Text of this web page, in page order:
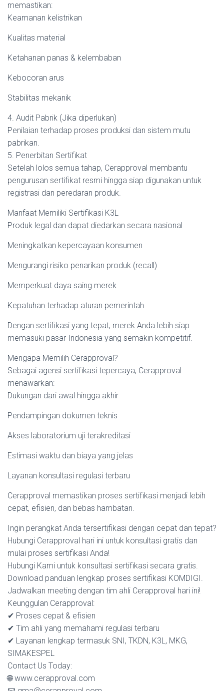
memastikan:
Keamanan kelistrikan
Kualitas material
Ketahanan panas & kelembaban
Kebocoran arus
Stabilitas mekanik
4. Audit Pabrik (Jika diperlukan)
Penilaian terhadap proses produksi dan sistem mutu
pabrikan.
5. Penerbitan Sertifikat
Setelah lolos semua tahap, Cerapproval membantu
pengurusan sertifikat resmi hingga siap digunakan untuk
registrasi dan peredaran produk.
Manfaat Memiliki Sertifikasi K3L
Produk legal dan dapat diedarkan secara nasional
Meningkatkan kepercayaan konsumen
Mengurangi risiko penarikan produk (recall)
Memperkuat daya saing merek
Kepatuhan terhadap aturan pemerintah
Dengan sertifikasi yang tepat, merek Anda lebih siap
memasuki pasar Indonesia yang semakin kompetitif.
Mengapa Memilih Cerapproval?
Sebagai agensi sertifikasi tepercaya, Cerapproval
menawarkan:
Dukungan dari awal hingga akhir
Pendampingan dokumen teknis
Akses laboratorium uji terakreditasi
Estimasi waktu dan biaya yang jelas
Layanan konsultasi regulasi terbaru
Cerapproval memastikan proses sertifikasi menjadi lebih
cepat, efisien, dan bebas hambatan.
Ingin perangkat Anda tersertifikasi dengan cepat dan tepat?
Hubungi Cerapproval hari ini untuk konsultasi gratis dan
mulai proses sertifikasi Anda!
Hubungi Kami untuk konsultasi sertifikasi secara gratis.
Download panduan lengkap proses sertifikasi KOMDIGI.
Jadwalkan meeting dengan tim ahli Cerapproval hari ini!
Keunggulan Cerapproval:
✔ Proses cepat & efisien
✔ Tim ahli yang memahami regulasi terbaru
✔ Layanan lengkap termasuk SNI, TKDN, K3L, MKG,
SIMAKESPEL
Contact Us Today:
🌐 www.cerapproval.com